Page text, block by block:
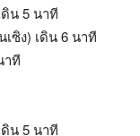
讓美味升級，享
膩。
熱門口碑。（貼
น 5 นาที
ซิง) เดิน 6 นาที
าที
น 5 นาที